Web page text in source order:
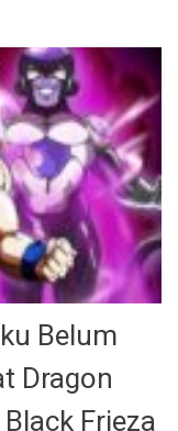
Belum
Dragon
Frieza